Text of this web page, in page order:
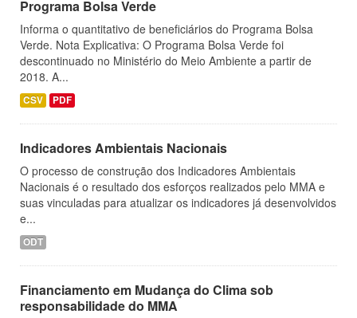
Programa Bolsa Verde
Informa o quantitativo de beneficiários do Programa Bolsa
Verde. Nota Explicativa: O Programa Bolsa Verde foi
descontinuado no Ministério do Meio Ambiente a partir de
2018. A...
CSV PDF
Indicadores Ambientais Nacionais
O processo de construção dos Indicadores Ambientais
Nacionais é o resultado dos esforços realizados pelo MMA e
suas vinculadas para atualizar os indicadores já desenvolvidos
e...
ODT
Financiamento em Mudança do Clima sob
responsabilidade do MMA